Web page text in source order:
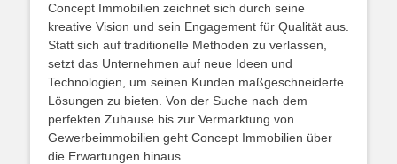
Concept Immobilien zeichnet sich durch seine
kreative Vision und sein Engagement für Qualität aus.
Statt sich auf traditionelle Methoden zu verlassen,
setzt das Unternehmen auf neue Ideen und
Technologien, um seinen Kunden maßgeschneiderte
Lösungen zu bieten. Von der Suche nach dem
perfekten Zuhause bis zur Vermarktung von
Gewerbeimmobilien geht Concept Immobilien über
die Erwartungen hinaus.